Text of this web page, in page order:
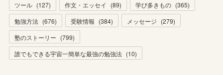
ツール (127) 作文・エッセイ (89) 学び多きもの (365)
勉強方法 (676) 受験情報 (384) メッセージ (279)
塾のストーリー (799)
誰でもできる宇宙一簡単な最強の勉強法 (10)